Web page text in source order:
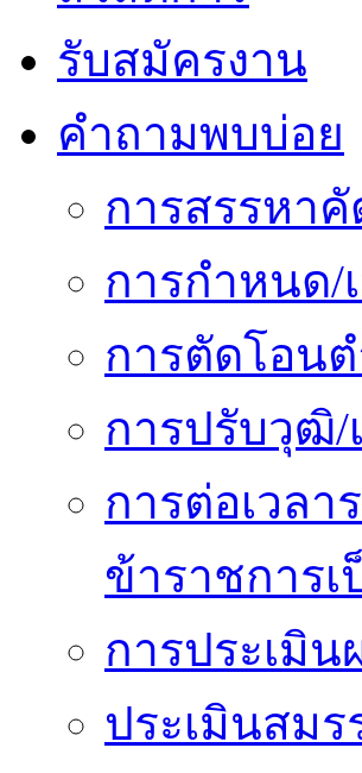
รับสมัครงาน
คำถามพบบ่อย
การสรรหาคั
การกำหนด/
การตัดโอน
การปรับวุฒิ/
การต่อเวล
ข้าราชการ
การประเมิน
ประเมินสมร